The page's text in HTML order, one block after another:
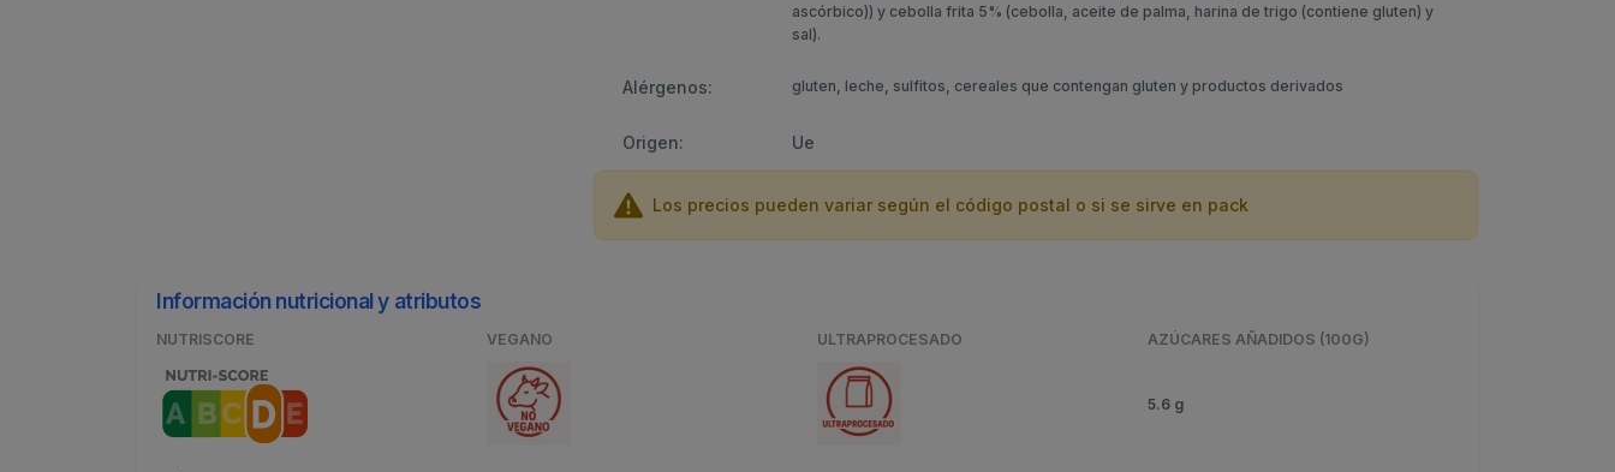
ascórbico)) y cebolla frita 5% (cebolla, aceite de palma, harina de trigo (contiene gluten) y
sal).
Alérgenos: gluten, leche, sulfitos, cereales que contengan gluten y productos derivados
Origen: Ue
Los precios pueden variar según el código postal o si se sirve en pack
Información nutricional y atributos
NUTRISCORE VEGANO ULTRAPROCESADO AZÚCARES AÑADIDOS (100G)
5.6 g